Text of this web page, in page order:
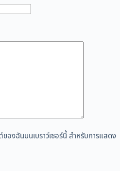
องฉันบนเบราว์เซอร์นี้ สำหรับการแสดง